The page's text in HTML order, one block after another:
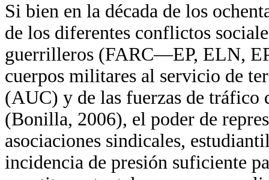
Si bien en la década de los
de los diferentes conflictos
guerrilleros (FARC—EP, ELN,
cuerpos militares al servicio de
(AUC) y de las fuerzas de tráfico
(Bonilla, 2006), el poder de
asociaciones sindicales,
incidencia de presión suficiente